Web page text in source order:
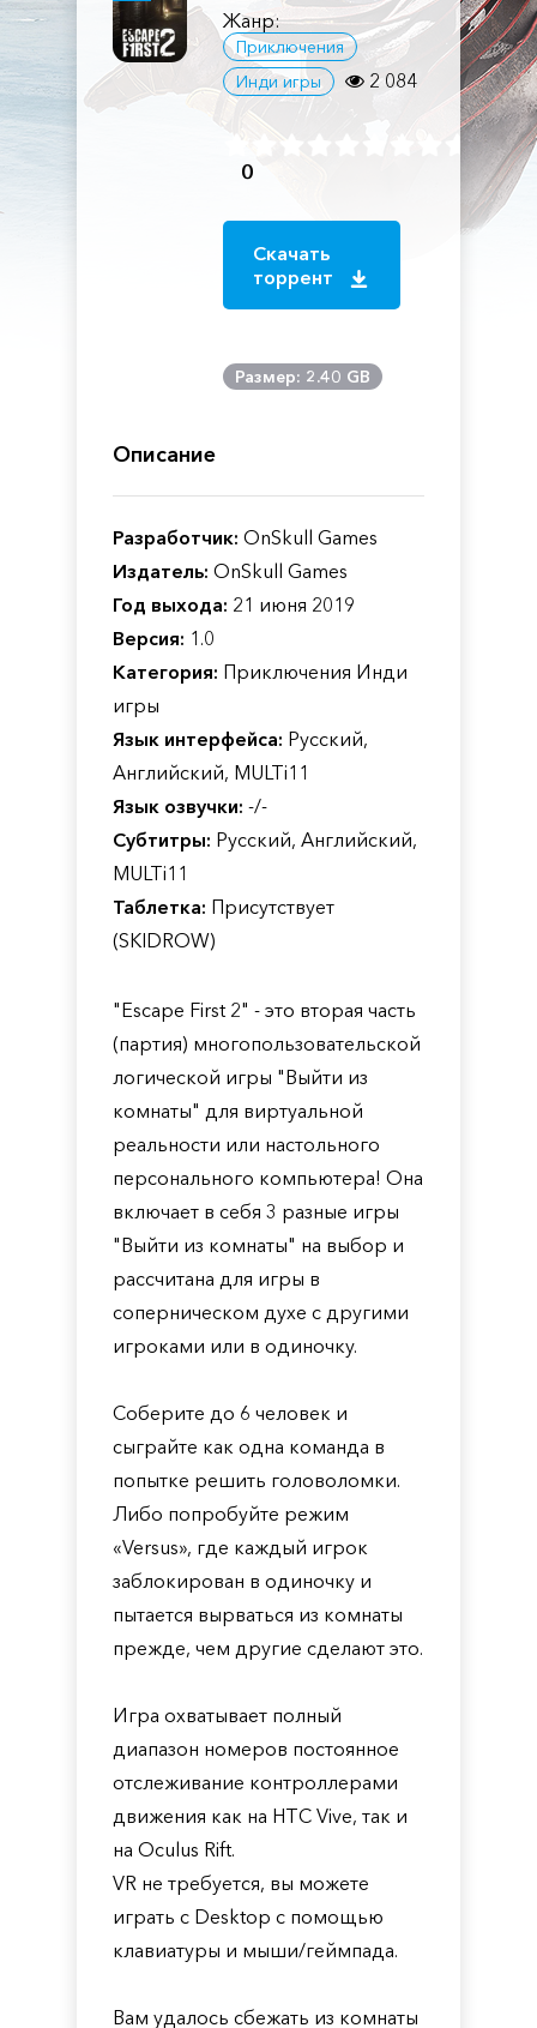
Жанр:
Приключения
Инди игры
2 084
0
Скачать
торрент
Размер: 2.40 GB
Описание
Разработчик: OnSkull Games
Издатель: OnSkull Games
Год выхода: 21 июня 2019
Версия: 1.0
Категория: Приключения Инди
игры
Язык интерфейса: Русский,
Английский, MULTi11
Язык озвучки: -/-
Субтитры: Русский, Английский,
MULTi11
Таблетка: Присутствует
(SKIDROW)
"Escape First 2" - это вторая часть
(партия) многопользовательской
логической игры "Выйти из
комнаты" для виртуальной
реальности или настольного
персонального компьютера! Она
включает в себя 3 разные игры
"Выйти из комнаты" на выбор и
рассчитана для игры в
соперническом духе с другими
игроками или в одиночку.
Соберите до 6 человек и
сыграйте как одна команда в
попытке решить головоломки.
Либо попробуйте режим
«Versus», где каждый игрок
заблокирован в одиночку и
пытается вырваться из комнаты
прежде, чем другие сделают это.
Игра охватывает полный
диапазон номеров постоянное
отслеживание контроллерами
движения как на HTC Vive, так и
на Oculus Rift.
VR не требуется, вы можете
играть с Desktop с помощью
клавиатуры и мыши/геймпада.
Вам удалось сбежать из комнаты